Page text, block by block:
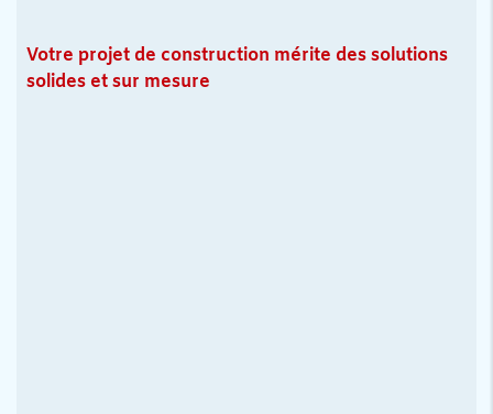
Votre projet de construction mérite des solutions
solides et sur mesure